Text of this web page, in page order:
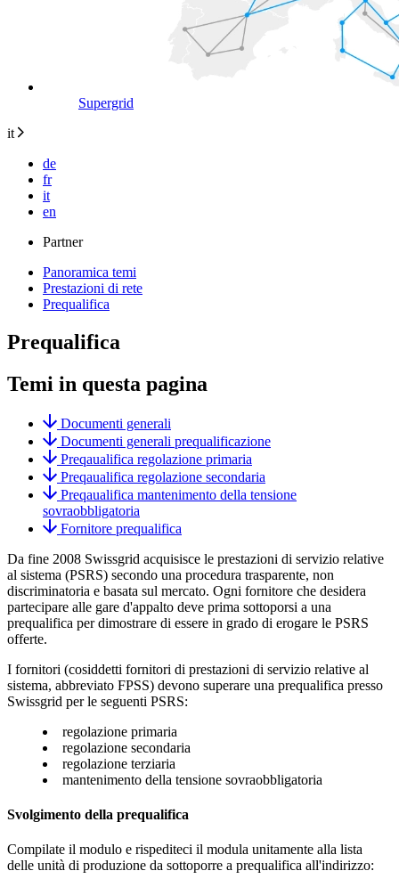
Supergrid
it
de
fr
it
en
Partner
Panoramica temi
Prestazioni di rete
Prequalifica
Prequalifica
Temi in questa pagina
Documenti generali
Documenti generali prequalificazione
Preqaualifica regolazione primaria
Preqaualifica regolazione secondaria
Preqaualifica mantenimento della tensione
sovraobbligatoria
Fornitore prequalifica
Da fine 2008 Swissgrid acquisisce le prestazioni di servizio relative
al sistema (PSRS) secondo una procedura trasparente, non
discriminatoria e basata sul mercato. Ogni fornitore che desidera
partecipare alle gare d'appalto deve prima sottoporsi a una
prequalifica per dimostrare di essere in grado di erogare le PSRS
offerte.
I fornitori (cosiddetti fornitori di prestazioni di servizio relative al
sistema, abbreviato FPSS) devono superare una prequalifica presso
Swissgrid per le seguenti PSRS:
regolazione primaria
regolazione secondaria
regolazione terziaria
mantenimento della tensione sovraobbligatoria
Svolgimento della prequalifica
Compilate il modulo e rispediteci il modula unitamente alla lista
delle unità di produzione da sottoporre a prequalifica all'indirizzo: